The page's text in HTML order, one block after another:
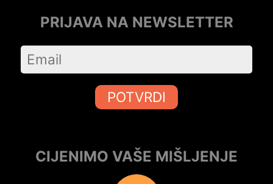
PRIJAVA NA NEWSLETTER
POTVRDI
CIJENIMO VAŠE MIŠLJENJE